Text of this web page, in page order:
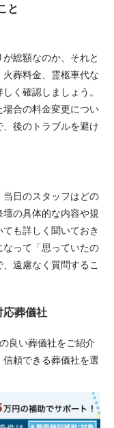
と
総額なのか、それと
葬料金、霊柩車代な
く確認しましょう。
合の料金変更につい
後のトラブルを避け
日のスタッフはどの
の具体的な内容や規
も詳しく聞いておき
って「思っていたの
遠慮なく質問するこ
応葬儀社
良い葬儀社をご紹介
頼できる葬儀社を選